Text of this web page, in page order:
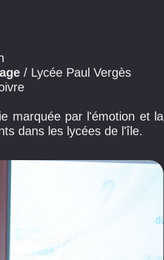
/ Lycée Paul Vergès
marquée par l'émotion et la
dans les lycées de l'île.